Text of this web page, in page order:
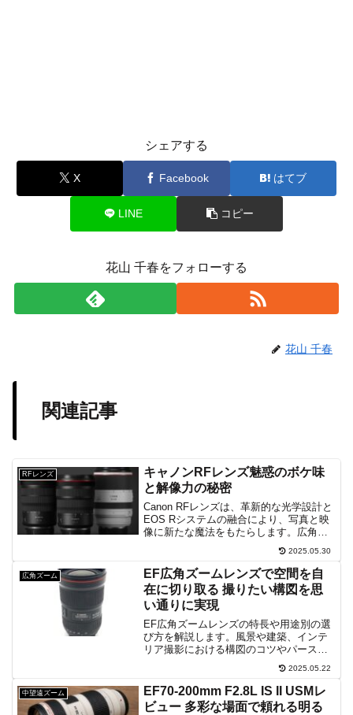
シェアする
X Facebook はてブ
LINE コピー
花山 千春をフォローする
花山 千春
関連記事
RFレンズ
キャノンRFレンズ魅惑のボケ味
と解像力の秘密
Canon RFレンズは、革新的な光学設計と
EOS Rシステムの融合により、写真と映
像に新たな魔法をもたらします。広角か
ら超望遠まで幅広い様々な品揃えが揃
い、プロフェッショナルから初心者ま
で、創造性を最大限に引き出す理想の選
択肢です。
2025.05.30
広角ズーム
EF広角ズームレンズで空間を自
在に切り取る 撮りたい構図を思
い通りに実現
EF広角ズームレンズの特長や用途別の選
び方を解説します。風景や建築、インテ
リア撮影における構図のコツやパースペ
クティブ効果の活用法、歪曲収差や手ブ
レ補正対応モデルの特徴、携帯性を考慮
した選定ポイントまで幅広く紹介しま
す。表現力強化ヒント紹介。
2025.05.22
中望遠ズーム
EF70-200mm F2.8L IS II USMレ
ビュー 多彩な場面で頼れる明る